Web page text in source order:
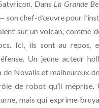
Dans La Grande
son chef-d’œuvre pour
sur un volcan, comme
Ici, ils sont au repos,
Un jeune acteur
de Novalis et malheureux
de robot qu’il méprise.
mais qui exprime